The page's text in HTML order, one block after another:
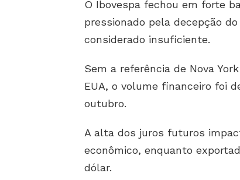
O Ibovespa fechou em forte
pressionado pela decepção
considerado insuficiente.
Sem a referência de Nova
EUA, o volume financeiro foi
outubro.
A alta dos juros futuros
econômico, enquanto
dólar.